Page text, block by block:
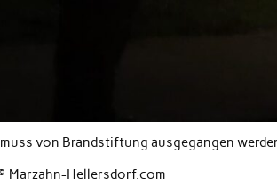
von Brandstiftung ausgegangen
Marzahn-Hellersdorf.com